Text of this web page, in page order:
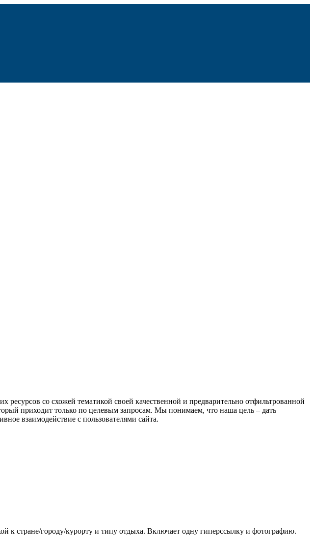
со схожей тематикой своей качественной и предварительно отфильтрованной
приходит только по целевым запросам. Мы понимаем, что наша цель – дать
взаимодействие с пользователями сайта.
к стране/городу/курорту и типу отдыха. Включает одну гиперссылку и фотографию.